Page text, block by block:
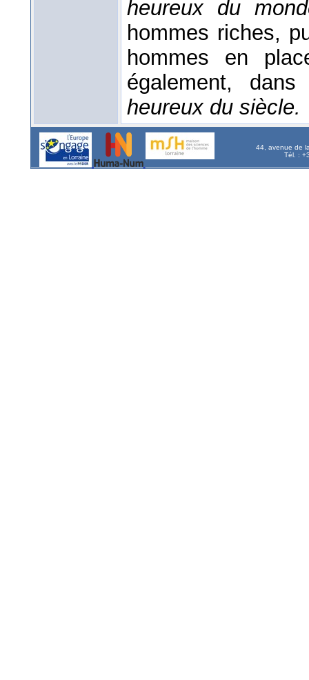
heureux du
hommes riches,
hommes en
également,
heureux du siècle.
44, avenue de
Tél. :